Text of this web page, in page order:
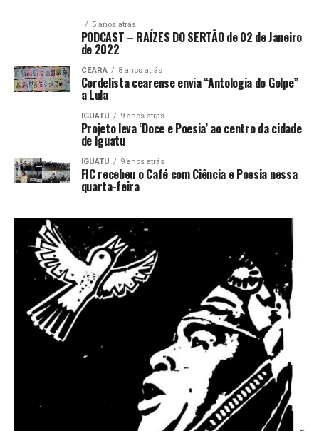
5 anos atrás
PODCAST – RAÍZES DO SERTÃO de 02 de Janeiro
de 2022
CEARÁ 8 anos atrás
Cordelista cearense envia “Antologia do Golpe”
a Lula
IGUATU 9 anos atrás
Projeto leva ‘Doce e Poesia’ ao centro da cidade
de Iguatu
IGUATU 9 anos atrás
FIC recebeu o Café com Ciência e Poesia nessa
quarta-feira